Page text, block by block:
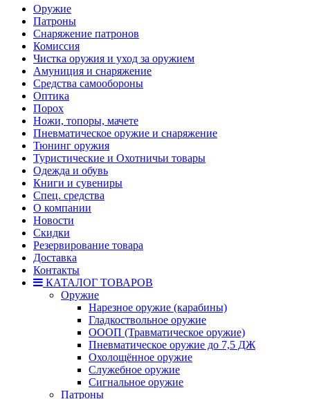
Оружие
Патроны
Снаряжение патронов
Комиссия
Чистка оружия и уход за оружием
Амуниция и снаряжение
Средства самообороны
Оптика
Порох
Ножи, топоры, мачете
Пневматическое оружие и снаряжение
Тюнинг оружия
Туристические и Охотничьи товары
Одежда и обувь
Книги и сувениры
Спец. средства
О компании
Новости
Скидки
Резервирование товара
Доставка
Контакты
КАТАЛОГ ТОВАРОВ
Оружие
Нарезное оружие (карабины)
Гладкоствольное оружие
ОООП (Травматическое оружие)
Пневматическое оружие до 7,5 ДЖ
Охолощённое оружие
Служебное оружие
Сигнальное оружие
Патроны